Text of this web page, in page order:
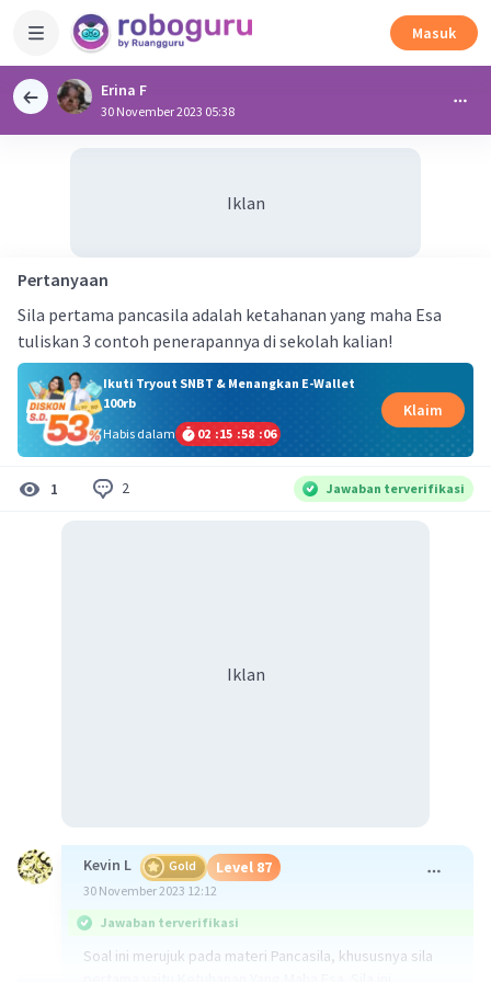
Masuk
Erina F
30 November 2023 05:38
Iklan
Pertanyaan
Sila pertama pancasila adalah ketahanan yang maha Esa
tuliskan 3 contoh penerapannya di sekolah kalian!
Ikuti Tryout SNBT & Menangkan E-Wallet
100rb
Habis dalam
02 :15 :58 :05
Klaim
1 2 Jawaban terverifikasi
Iklan
Kevin L Gold Level 87
30 November 2023 12:12
Jawaban terverifikasi
Soal ini merujuk pada materi Pancasila, khususnya sila